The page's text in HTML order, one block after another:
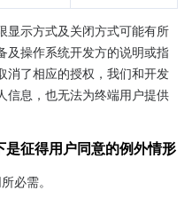
显示方式及关闭方式可能有所
及操作系统开发方的说明或指
消了相应的授权，我们和开发
信息，也无法为终端用户提供
征得用户同意的例外情形
必需。